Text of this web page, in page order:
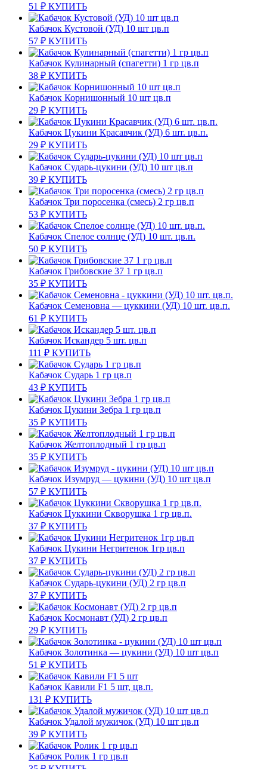
51 ₽ КУПИТЬ
Кабачок Кустовой (УД) 10 шт цв.п
57 ₽ КУПИТЬ
Кабачок Кулинарный (спагетти) 1 гр цв.п
38 ₽ КУПИТЬ
Кабачок Корнишонный 10 шт цв.п
29 ₽ КУПИТЬ
Кабачок Цукини Красавчик (УД) 6 шт. цв.п.
29 ₽ КУПИТЬ
Кабачок Сударь-цукини (УД) 10 шт цв.п
39 ₽ КУПИТЬ
Кабачок Три поросенка (смесь) 2 гр цв.п
53 ₽ КУПИТЬ
Кабачок Спелое солнце (УД) 10 шт. цв.п.
50 ₽ КУПИТЬ
Кабачок Грибовские 37 1 гр цв.п
35 ₽ КУПИТЬ
Кабачок Семеновна — цуккини (УД) 10 шт. цв.п.
61 ₽ КУПИТЬ
Кабачок Искандер 5 шт. цв.п
111 ₽ КУПИТЬ
Кабачок Сударь 1 гр цв.п
43 ₽ КУПИТЬ
Кабачок Цукини Зебра 1 гр цв.п
35 ₽ КУПИТЬ
Кабачок Желтоплодный 1 гр цв.п
35 ₽ КУПИТЬ
Кабачок Изумруд — цукини (УД) 10 шт цв.п
57 ₽ КУПИТЬ
Кабачок Цуккини Скворушка 1 гр цв.п.
37 ₽ КУПИТЬ
Кабачок Цукини Негритенок 1гр цв.п
37 ₽ КУПИТЬ
Кабачок Сударь-цукини (УД) 2 гр цв.п
37 ₽ КУПИТЬ
Кабачок Космонавт (УД) 2 гр цв.п
29 ₽ КУПИТЬ
Кабачок Золотинка — цукини (УД) 10 шт цв.п
51 ₽ КУПИТЬ
Кабачок Кавили F1 5 шт, цв.п.
131 ₽ КУПИТЬ
Кабачок Удалой мужичок (УД) 10 шт цв.п
39 ₽ КУПИТЬ
Кабачок Ролик 1 гр цв.п